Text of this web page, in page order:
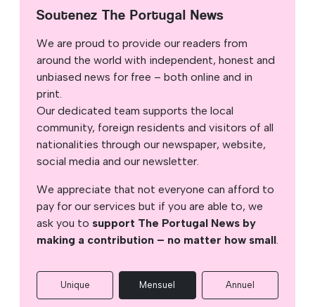
Soutenez The Portugal News
We are proud to provide our readers from
around the world with independent, honest and
unbiased news for free – both online and in
print.
Our dedicated team supports the local
community, foreign residents and visitors of all
nationalities through our newspaper, website,
social media and our newsletter.
We appreciate that not everyone can afford to
pay for our services but if you are able to, we
ask you to support The Portugal News by
making a contribution – no matter how small.
Unique Mensuel Annuel